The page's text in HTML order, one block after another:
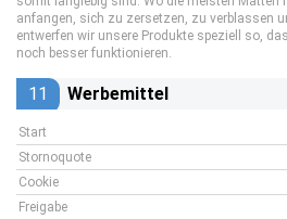
anfangen, sich zu zersetzen, zu verblassen
entwerfen wir unsere Produkte speziell so,
noch besser funktionieren.
11 Werbemittel
Start
Stornoquote
Cookie
Freigabe